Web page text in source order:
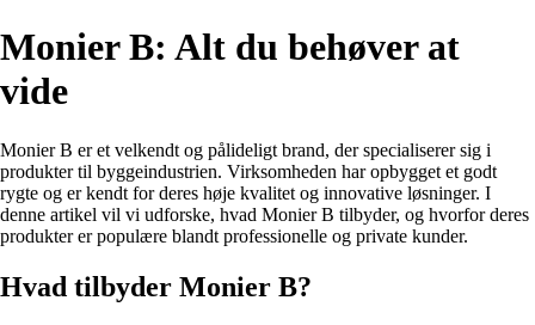
Monier B: Alt du behøver at
vide
Monier B er et velkendt og pålideligt brand, der specialiserer sig i
produkter til byggeindustrien. Virksomheden har opbygget et godt
rygte og er kendt for deres høje kvalitet og innovative løsninger. I
denne artikel vil vi udforske, hvad Monier B tilbyder, og hvorfor deres
produkter er populære blandt professionelle og private kunder.
Hvad tilbyder Monier B?